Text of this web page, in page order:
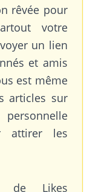
rêvée pour
votre
un lien
et amis
est même
articles sur
attirer les
de Likes